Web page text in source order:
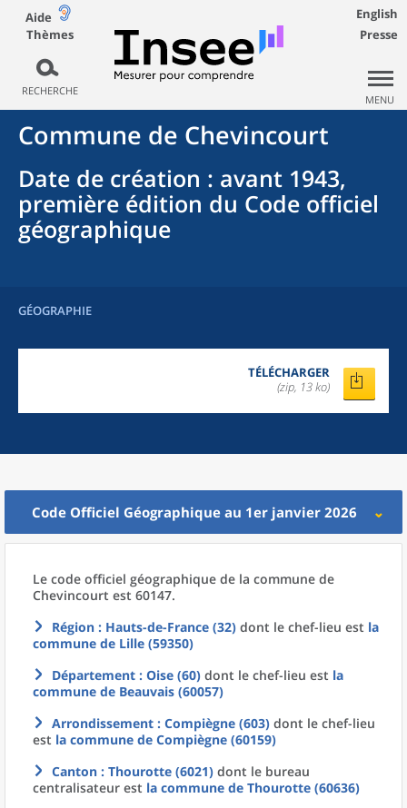
Aide
Thèmes
RECHERCHE
English
Presse
MENU
Commune de Chevincourt
Date de création : avant 1943,
première édition du Code officiel
géographique
GÉOGRAPHIE
TÉLÉCHARGER
(zip, 13 ko)
Code Officiel Géographique au 1er janvier 2026
Le code officiel géographique de la commune de
Chevincourt est 60147.
Région : Hauts-de-France (32) dont le chef-lieu est la
commune de Lille (59350)
Département : Oise (60) dont le chef-lieu est la
commune de Beauvais (60057)
Arrondissement : Compiègne (603) dont le chef-lieu
est la commune de Compiègne (60159)
Canton : Thourotte (6021) dont le bureau
centralisateur est la commune de Thourotte (60636)